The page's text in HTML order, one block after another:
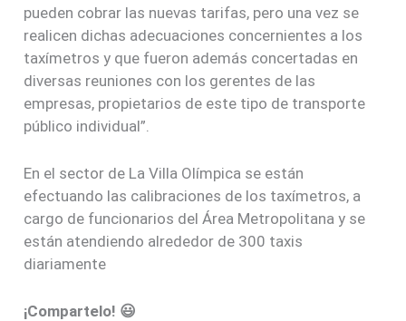
pueden cobrar las nuevas tarifas, pero una vez se
realicen dichas adecuaciones concernientes a los
taxímetros y que fueron además concertadas en
diversas reuniones con los gerentes de las
empresas, propietarios de este tipo de transporte
público individual”.
En el sector de La Villa Olímpica se están
efectuando las calibraciones de los taxímetros, a
cargo de funcionarios del Área Metropolitana y se
están atendiendo alrededor de 300 taxis
diariamente
¡Compartelo! 😃